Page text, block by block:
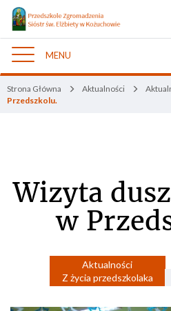
Nawigacja
MENU
Strona Główna Aktualności
Przedszkolu.
Wizyta
w
Aktualności
Z życia przedszkolaka